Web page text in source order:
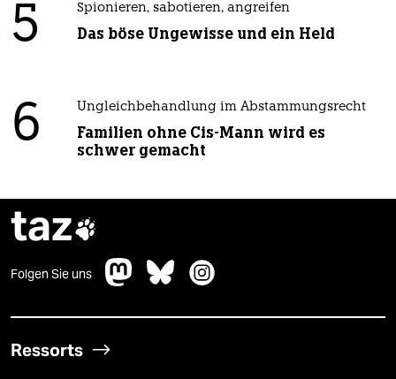
5 Spionieren, sabotieren, angreifen
Das böse Ungewisse und ein Held
6 Ungleichbehandlung im Abstammungsrecht
Familien ohne Cis-Mann wird es
schwer gemacht
taz
Folgen Sie uns
Ressorts